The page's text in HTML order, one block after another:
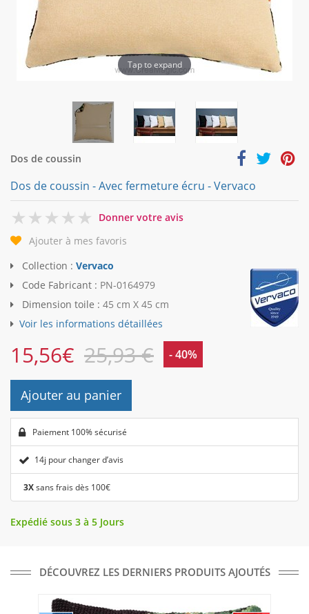
Tap to expand
Dos de coussin
Dos de coussin - Avec fermeture écru - Vervaco
0
Donner votre avis
Ajouter à mes favoris
Collection : Vervaco
Code Fabricant : PN-0164979
Dimension toile : 45 cm X 45 cm
Voir les informations détaillées
15,56€ 25,93 € - 40%
Ajouter au panier
Paiement 100% sécurisé
14j pour changer d’avis
3Xsans frais dès 100€
Expédié sous 3 à 5 Jours
DÉCOUVREZ LES DERNIERS PRODUITS AJOUTÉS